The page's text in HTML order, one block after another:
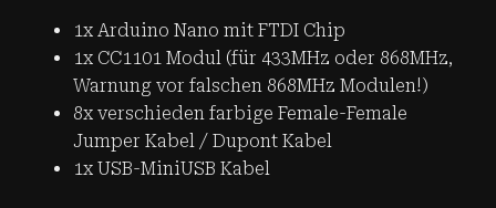
1x Arduino Nano mit FTDI Chip
1x CC1101 Modul (für 433MHz oder 868MHz,
Warnung vor falschen 868MHz Modulen!)
8x verschieden farbige Female-Female
Jumper Kabel / Dupont Kabel
1x USB-MiniUSB Kabel